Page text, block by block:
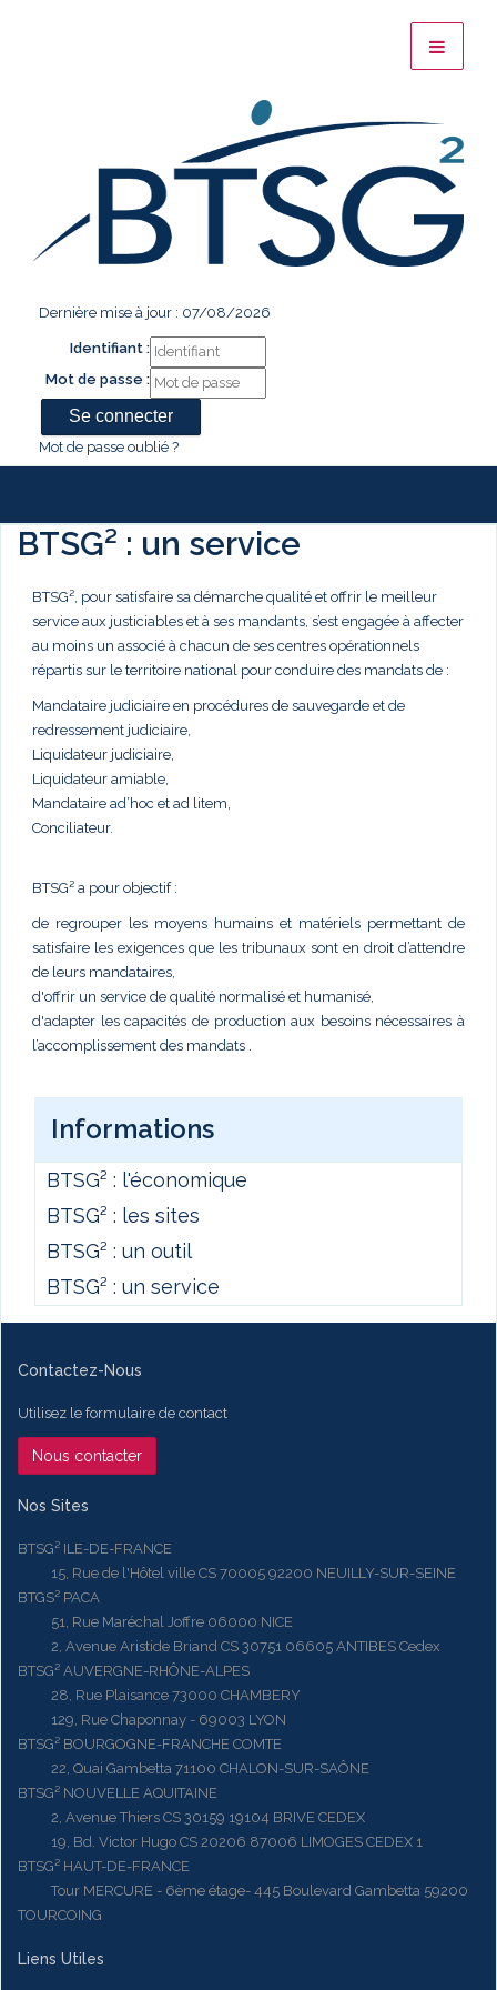
Dernière mise à jour : 07/08/2026
Identifiant :
Mot de passe :
Mot de passe oublié ?
BTSG² : un service
BTSG², pour satisfaire sa démarche qualité et offrir le meilleur
service aux justiciables et à ses mandants, s’est engagée à affecter
au moins un associé à chacun de ses centres opérationnels
répartis sur le territoire national pour conduire des mandats de :
Mandataire judiciaire en procédures de sauvegarde et de
redressement judiciaire,
Liquidateur judiciaire,
Liquidateur amiable,
Mandataire ad’hoc et ad litem,
Conciliateur.
BTSG² a pour objectif :
de regrouper les moyens humains et matériels permettant de
satisfaire les exigences que les tribunaux sont en droit d’attendre
de leurs mandataires,
d'offrir un service de qualité normalisé et humanisé,
d'adapter les capacités de production aux besoins nécessaires à
l’accomplissement des mandats .
Informations
BTSG² : l'économique
BTSG² : les sites
BTSG² : un outil
BTSG² : un service
Contactez-Nous
Utilisez le formulaire de contact
Nous contacter
Nos Sites
BTSG² ILE-DE-FRANCE
15, Rue de l'Hôtel ville CS 70005 92200 NEUILLY-SUR-SEINE
BTGS² PACA
51, Rue Maréchal Joffre 06000 NICE
2, Avenue Aristide Briand CS 30751 06605 ANTIBES Cedex
BTSG² AUVERGNE-RHÔNE-ALPES
28, Rue Plaisance 73000 CHAMBERY
129, Rue Chaponnay - 69003 LYON
BTSG² BOURGOGNE-FRANCHE COMTE
22, Quai Gambetta 71100 CHALON-SUR-SAÔNE
BTSG² NOUVELLE AQUITAINE
2, Avenue Thiers CS 30159 19104 BRIVE CEDEX
19, Bd. Victor Hugo CS 20206 87006 LIMOGES CEDEX 1
BTSG² HAUT-DE-FRANCE
Tour MERCURE - 6ème étage- 445 Boulevard Gambetta 59200
TOURCOING
Liens Utiles